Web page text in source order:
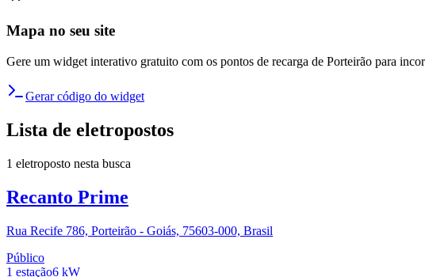
Mapa no seu site
Gere um widget interativo gratuito com os pontos de recarga de Porteirão para
Gerar código do widget
Lista de eletropostos
1 eletroposto nesta busca
Recanto Prime
Rua Recife 786, Porteirão - Goiás, 75603-000, Brasil
Público
1 estação6 kW